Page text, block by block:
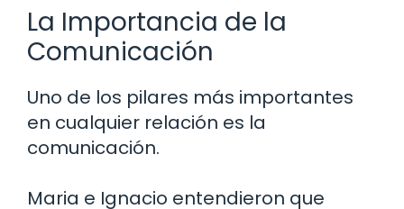
La Importancia de la
Comunicación
Uno de los pilares más importantes
en cualquier relación es la
comunicación.
Maria e Ignacio entendieron que